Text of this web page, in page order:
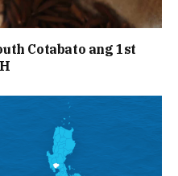
Cotabato ang 1st